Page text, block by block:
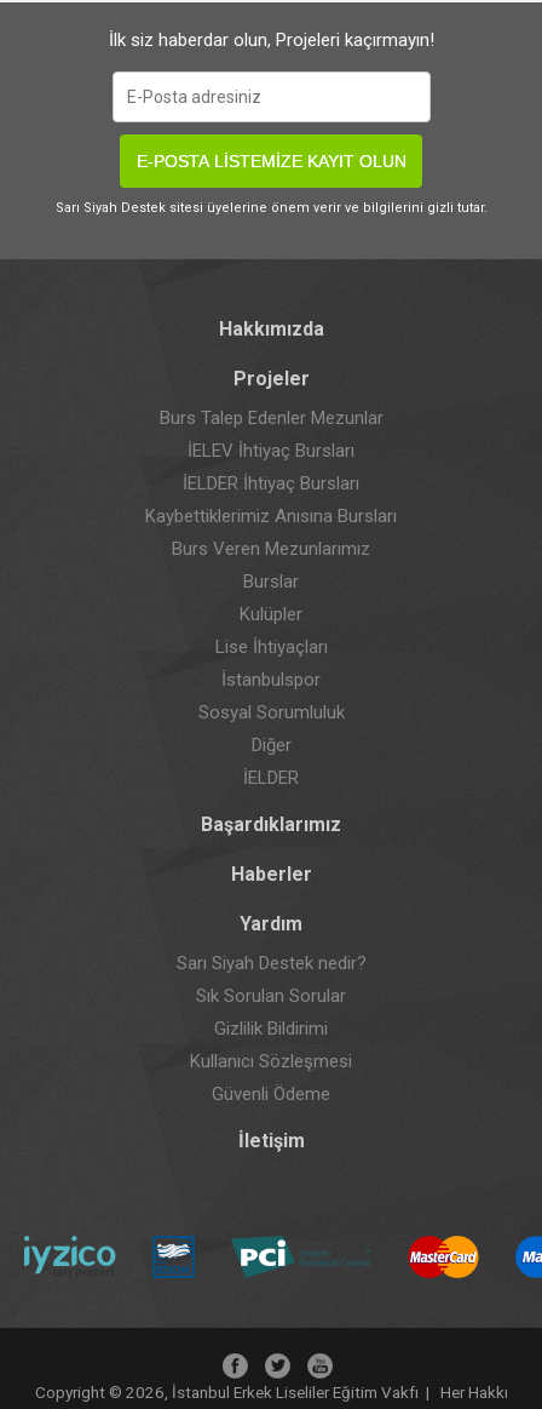
İlk siz haberdar olun, Projeleri kaçırmayın!
E-POSTA LİSTEMİZE KAYIT OLUN
Sarı Siyah Destek sitesi üyelerine önem verir ve bilgilerini gizli tutar.
Hakkımızda
Projeler
Burs Talep Edenler Mezunlar
İELEV İhtiyaç Bursları
İELDER İhtiyaç Bursları
Kaybettiklerimiz Anısına Bursları
Burs Veren Mezunlarımız
Burslar
Kulüpler
Lise İhtiyaçları
İstanbulspor
Sosyal Sorumluluk
Diğer
İELDER
Başardıklarımız
Haberler
Yardım
Sarı Siyah Destek nedir?
Sık Sorulan Sorular
Gizlilik Bildirimi
Kullanıcı Sözleşmesi
Güvenli Ödeme
İletişim
Copyright © 2026, İstanbul Erkek Liseliler Eğitim Vakfı | Her Hakkı